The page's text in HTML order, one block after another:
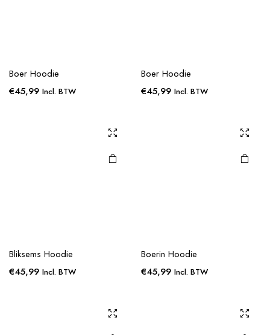
Boer Hoodie
€45,99 Incl. BTW
Boer Hoodie
€45,99 Incl. BTW
Bliksems Hoodie
€45,99 Incl. BTW
Boerin Hoodie
€45,99 Incl. BTW